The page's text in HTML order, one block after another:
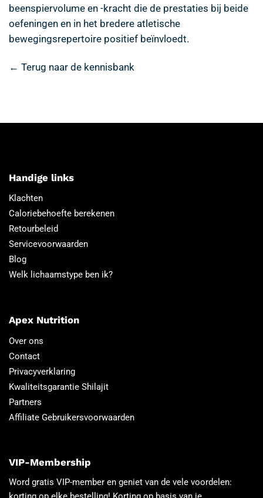
beenspiervolume en -kracht die de prestaties bij beide
oefeningen en in het bredere atletische
bewegingsrepertoire positief beïnvloedt.
← Terug naar de kennisbank
Handige links
Klachten
Caloriebehoefte berekenen
Retourbeleid
Servicevoorwaarden
Blog
Welk lichaamstype ben ik?
Apex Nutrition
Over ons
Contact
Privacyverklaring
Kwaliteitsgarantie Shilajit
Partners
Affiliate Gebruikersvoorwaarden
VIP-Membership
Word gratis VIP-member en geniet van de vele voordelen: